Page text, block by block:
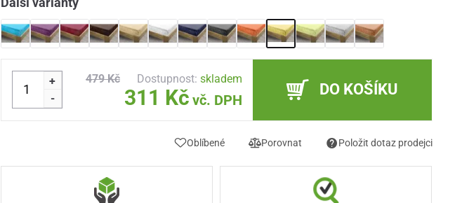
+
-
479 Kč Dostupnost: skladem
311 Kč vč. DPH
DO KOŠÍKU
Oblíbené Porovnat Položit dotaz prodejci